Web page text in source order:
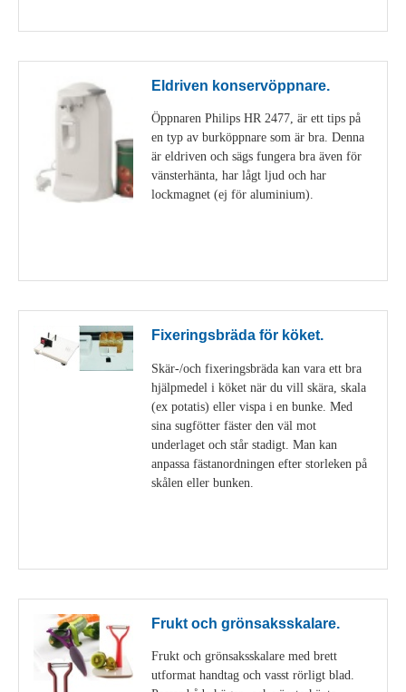
Eldriven konservöppnare.
Öppnaren Philips HR 2477, är ett tips på
en typ av burköppnare som är bra. Denna
är eldriven och sägs fungera bra även för
vänsterhänta, har lågt ljud och har
lockmagnet (ej för aluminium).
Fixeringsbräda för köket.
Skär-/och fixeringsbräda kan vara ett bra
hjälpmedel i köket när du vill skära, skala
(ex potatis) eller vispa i en bunke. Med
sina sugfötter fäster den väl mot
underlaget och står stadigt. Man kan
anpassa fästanordningen efter storleken på
skålen eller bunken.
Frukt och grönsaksskalare.
Frukt och grönsaksskalare med brett
utformat handtag och vasst rörligt blad.